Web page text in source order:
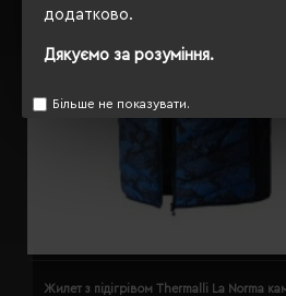
додатково.
Дякуємо за розуміння.
Більше не показувати.
Жилет з підігрівом Thermalli La Norma